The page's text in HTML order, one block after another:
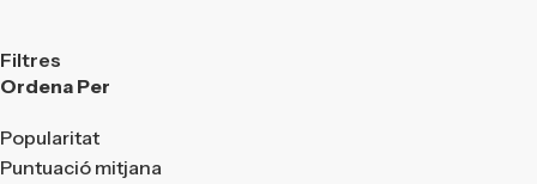
Filtres
Ordena Per
Popularitat
Puntuació mitjana